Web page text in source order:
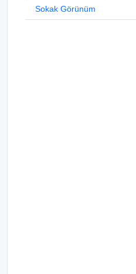
Sokak Görünüm